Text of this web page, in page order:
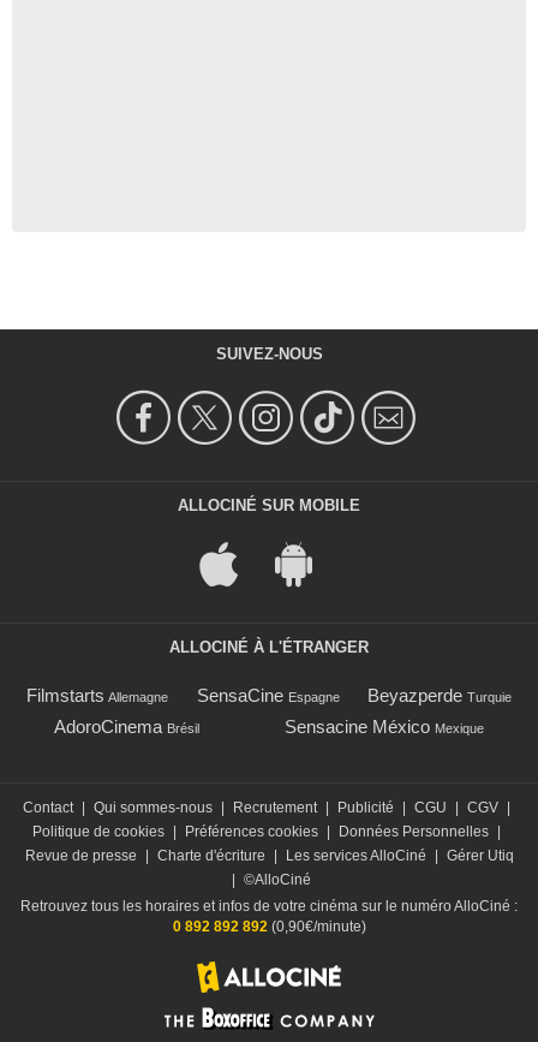
SUIVEZ-NOUS
ALLOCINÉ SUR MOBILE
ALLOCINÉ À L'ÉTRANGER
Filmstarts Allemagne SensaCine Espagne Beyazperde Turquie
AdoroCinema Brésil Sensacine México Mexique
Contact | Qui sommes-nous | Recrutement | Publicité | CGU | CGV |
Politique de cookies | Préférences cookies | Données Personnelles |
Revue de presse
| Charte d'écriture | Les services AlloCiné | Gérer Utiq
| ©AlloCiné
Retrouvez tous les horaires et infos de votre cinéma sur le numéro AlloCiné :
0 892 892 892 (0,90€/minute)